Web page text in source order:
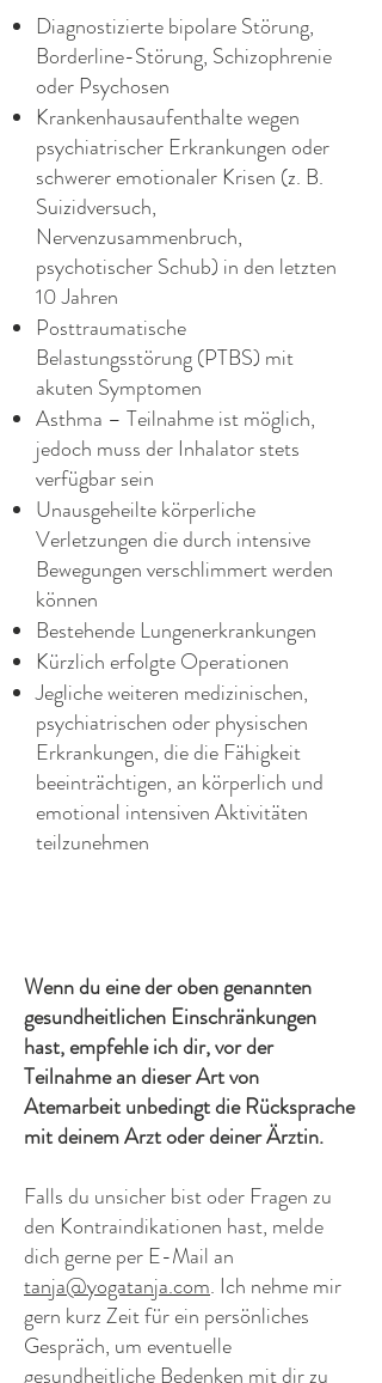
Diagnostizierte bipolare Störung,
Borderline-Störung, Schizophrenie
oder Psychosen
Krankenhausaufenthalte wegen
psychiatrischer Erkrankungen oder
schwerer emotionaler Krisen (z. B.
Suizidversuch,
Nervenzusammenbruch,
psychotischer Schub) in den letzten
10 Jahren
Posttraumatische
Belastungsstörung (PTBS) mit
akuten Symptomen
Asthma – Teilnahme ist möglich,
jedoch muss der Inhalator stets
verfügbar sein
Unausgeheilte körperliche
Verletzungen die durch intensive
Bewegungen verschlimmert werden
können
Bestehende Lungenerkrankungen
Kürzlich erfolgte Operationen
Jegliche weiteren medizinischen,
psychiatrischen oder physischen
Erkrankungen, die die Fähigkeit
beeinträchtigen, an körperlich und
emotional intensiven Aktivitäten
teilzunehmen
Wenn du eine der oben genannten
gesundheitlichen Einschränkungen
hast, empfehle ich dir, vor der
Teilnahme an dieser Art von
Atemarbeit unbedingt die Rücksprache
mit deinem Arzt oder deiner Ärztin.
Falls du unsicher bist oder Fragen zu
den Kontraindikationen hast, melde
dich gerne per E-Mail an
tanja@yogatanja.com. Ich nehme mir
gern kurz Zeit für ein persönliches
Gespräch, um eventuelle
gesundheitliche Bedenken mit dir zu